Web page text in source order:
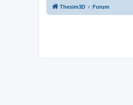
Thesim3D Forum